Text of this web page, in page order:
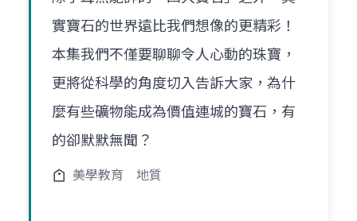
實寶石的世界遠比我們想像的更精彩！
本集我們不僅要聊聊令人心動的珠寶，
更將從科學的角度切入告訴大家，為什
麼有些礦物能成為價值連城的寶石，有
的卻默默無聞？
美學教育 地質